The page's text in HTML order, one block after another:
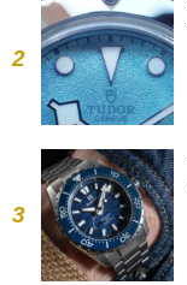
2
3